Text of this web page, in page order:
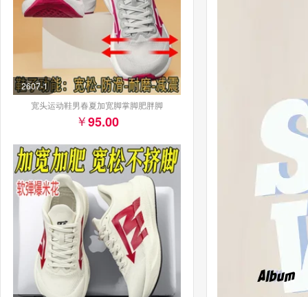
2607-1
宽头运动鞋男春夏加宽脚掌脚肥胖脚
95.00